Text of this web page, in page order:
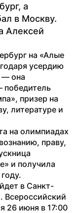
а
в Москву.
Алексей
на «Алые
усердию
— она
победитель
призер на
литературе и
на олимпиадах
праву,
и получила
в Санкт-
Всероссийский
26 июня в 17:00